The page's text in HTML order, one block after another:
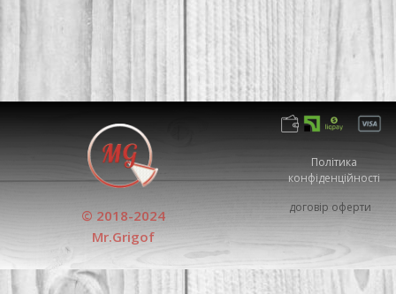
© 2018-2024
Mr.Grigof
Політика
конфіденційності
договір оферти